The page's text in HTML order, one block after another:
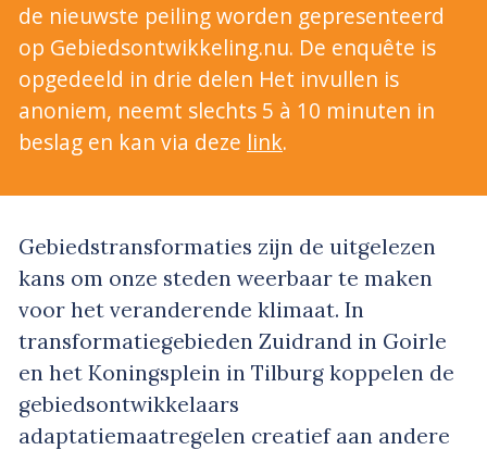
de nieuwste peiling worden gepresenteerd
op Gebiedsontwikkeling.nu. De enquête is
opgedeeld in drie delen Het invullen is
anoniem, neemt slechts 5 à 10 minuten in
beslag en kan via deze link.
Gebiedstransformaties zijn de uitgelezen
kans om onze steden weerbaar te maken
voor het veranderende klimaat. In
transformatiegebieden Zuidrand in Goirle
en het Koningsplein in Tilburg koppelen de
gebiedsontwikkelaars
adaptatiemaatregelen creatief aan andere